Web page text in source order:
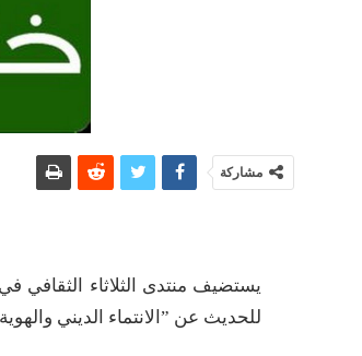
مشاركة
يستضيف منتدى الثلاثاء الثقافي في
للحديث عن ”الانتماء الديني